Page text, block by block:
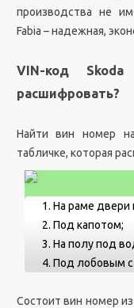
производства не
Fabia – надежная,
VIN-код
расшифровать?
Найти вин номер
табличке, которая
На раме двери
Под капотом;
На полу под
Под лобовым
Состоит вин номер